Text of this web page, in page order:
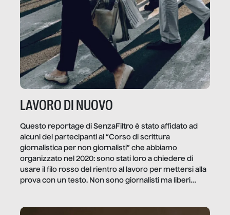
LAVORO DI NUOVO
Questo reportage di SenzaFiltro è stato affidato ad
alcuni dei partecipanti al “Corso di scrittura
giornalistica per non giornalisti” che abbiamo
organizzato nel 2020: sono stati loro a chiedere di
usare il filo rosso del rientro al lavoro per mettersi alla
prova con un testo. Non sono giornalisti ma liberi